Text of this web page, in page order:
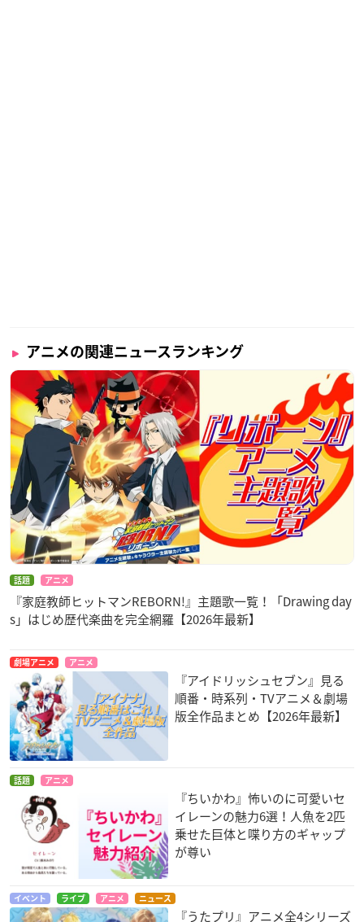
アニメの関連ニュースランキング
話題 アニメ
『家庭教師ヒットマンREBORN!』主題歌一覧！「Drawing day
s」はじめ歴代楽曲を完全網羅【2026年最新】
劇場アニメ アニメ
『アイドリッシュセブン』見る
順番・時系列・TVアニメ＆劇場
版全作品まとめ【2026年最新】
話題 アニメ
『ちいかわ』怖いのに可愛いセ
イレーンの魅力6選！人魚を2匹
乗せた巨体と喋り方のギャップ
が尊い
イベント ライブ アニメ ニュース
『うたプリ』アニメ全4シリーズ